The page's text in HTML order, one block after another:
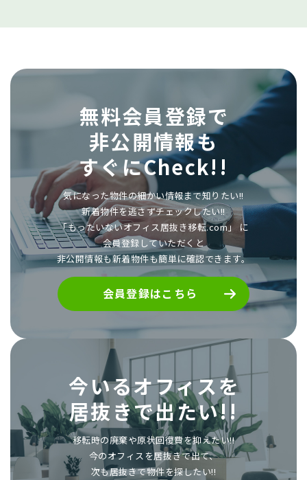
無料会員登録で
非公開情報も
すぐにCheck!!
気になった物件の細かい情報まで知りたい!!
新着物件を逃さずチェックしたい!!
「もったいないオフィス居抜き移転.com」 に
会員登録していただくと
非公開情報も新着物件も簡単に確認できます。
会員登録はこちら
今いるオフィスを
居抜きで出たい!!
移転時の廃棄や原状回復費を抑えたい!!
今のオフィスを居抜きで出て、
次も居抜きで物件を探したい!!